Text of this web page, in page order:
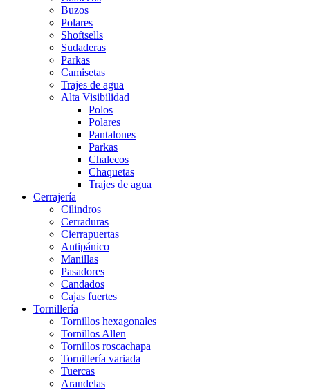
Buzos
Polares
Shoftsells
Sudaderas
Parkas
Camisetas
Trajes de agua
Alta Visibilidad
Polos
Polares
Pantalones
Parkas
Chalecos
Chaquetas
Trajes de agua
Cerrajería
Cilindros
Cerraduras
Cierrapuertas
Antipánico
Manillas
Pasadores
Candados
Cajas fuertes
Tornillería
Tornillos hexagonales
Tornillos Allen
Tornillos roscachapa
Tornillería variada
Tuercas
Arandelas